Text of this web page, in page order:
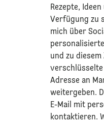
Rezepte,
Verfügung zu
mich über
und zu diesem
verschlüsselte
Adresse an
weitergeben.
E-Mail mit
kontaktieren.